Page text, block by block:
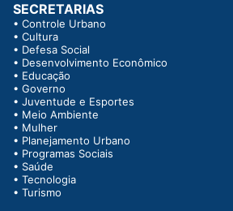
SECRETARIAS
• Controle Urbano
• Cultura
• Defesa Social
• Desenvolvimento Econômico
• Educação
• Governo
• Juventude e Esportes
• Meio Ambiente
• Mulher
• Planejamento Urbano
• Programas Sociais
• Saúde
• Tecnologia
• Turismo